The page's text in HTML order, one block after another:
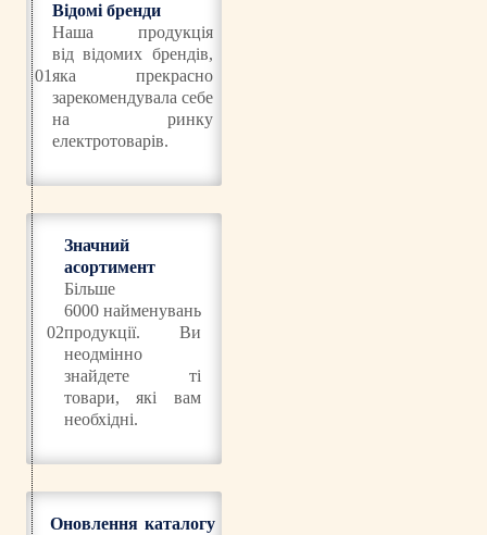
01
Відомі бренди
Наша продукція
від відомих брендів,
яка прекрасно
зарекомендувала себе
на ринку
електротоварів.
02
Значний
асортимент
Більше
6000 найменувань
продукції. Ви
неодмінно
знайдете ті
товари, які вам
необхідні.
Оновлення каталогу